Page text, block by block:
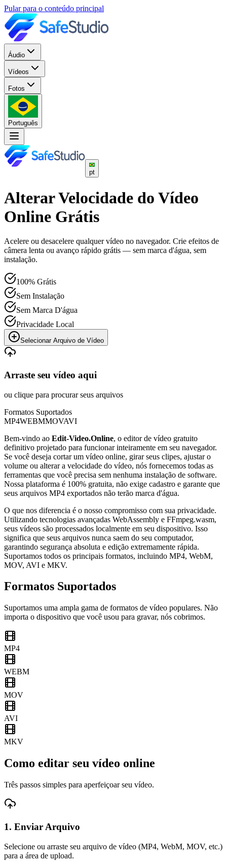
Pular para o conteúdo principal
Áudio
Vídeos
Fotos
Português
pt
Alterar Velocidade do Vídeo
Online Grátis
Acelere ou desacelere qualquer vídeo no navegador. Crie efeitos de
câmera lenta ou avanço rápido grátis — sem marca d'água, sem
instalação.
100% Grátis
Sem Instalação
Sem Marca D'água
Privacidade Local
Selecionar Arquivo de Vídeo
Arraste seu vídeo aqui
ou clique para procurar seus arquivos
Formatos Suportados
MP4WEBMMOVAVI
Bem-vindo ao Edit-Video.Online, o editor de vídeo gratuito
definitivo projetado para funcionar inteiramente em seu navegador.
Se você deseja cortar um vídeo online, girar seus clipes, ajustar o
volume ou alterar a velocidade do vídeo, nós fornecemos todas as
ferramentas que você precisa sem nenhuma instalação de software.
Nossa plataforma é 100% gratuita, não exige cadastro e garante que
seus arquivos MP4 exportados não terão marca d'água.
O que nos diferencia é o nosso compromisso com sua privacidade.
Utilizando tecnologias avançadas WebAssembly e FFmpeg.wasm,
seus vídeos são processados localmente em seu dispositivo. Isso
significa que seus arquivos nunca saem do seu computador,
garantindo segurança absoluta e edição extremamente rápida.
Suportamos todos os principais formatos, incluindo MP4, WebM,
MOV, AVI e MKV.
Formatos Suportados
Suportamos uma ampla gama de formatos de vídeo populares. Não
importa o dispositivo que você usou para gravar, nós cobrimos.
MP4
WEBM
MOV
AVI
MKV
Como editar seu vídeo online
Três passos simples para aperfeiçoar seu vídeo.
1. Enviar Arquivo
Selecione ou arraste seu arquivo de vídeo (MP4, WebM, MOV, etc.)
para a área de upload.